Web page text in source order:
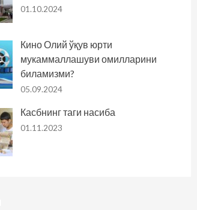
01.10.2024
Кино Олий ўқув юрти
мукаммаллашуви омилларини
биламизми?
05.09.2024
Касбнинг таги насиба
01.11.2023